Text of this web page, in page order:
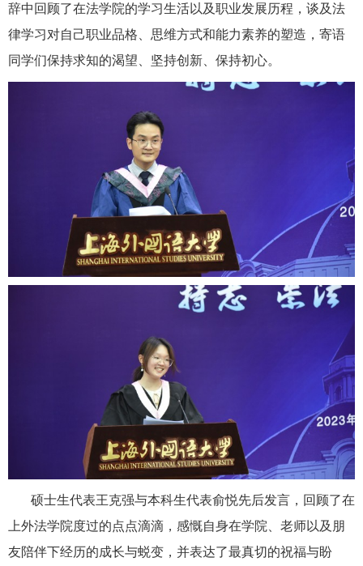
辞中回顾了在法学院的学习生活以及职业发展历程，谈及法
律学习对自己职业品格、思维方式和能力素养的塑造，寄语
同学们保持求知的渴望、坚持创新、保持初心。
硕士生代表王克强与本科生代表俞悦先后发言，回顾了在
上外法学院度过的点点滴滴，感慨自身在学院、老师以及朋
友陪伴下经历的成长与蜕变，并表达了最真切的祝福与盼